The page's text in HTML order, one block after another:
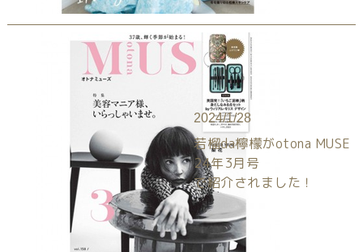
2024/1/28
若榴da檸檬がotona MUSE
24年3月号
で紹介されました！